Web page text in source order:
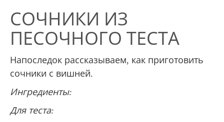
СОЧНИКИ ИЗ
ПЕСОЧНОГО ТЕСТА
Напоследок рассказываем, как приготовить
сочники с вишней.
Ингредиенты:
Для теста: